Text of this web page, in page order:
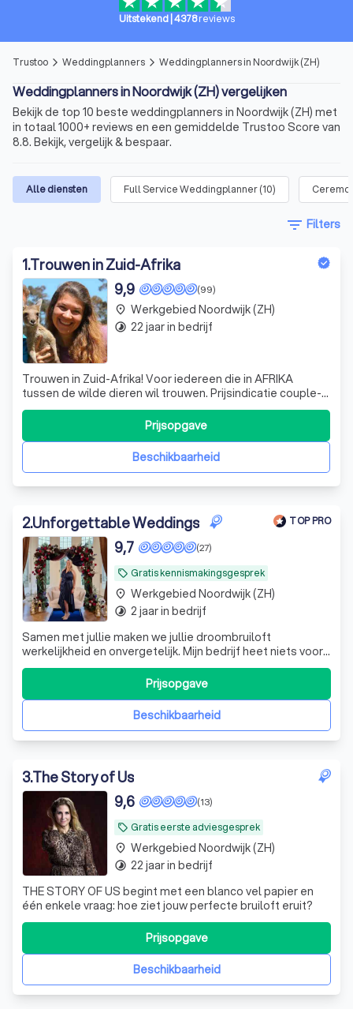
Uitstekend| 4378 reviews
Trustoo arrow_forward_ios Weddingplanners arrow_forward_ios Weddingplanners in Noordwijk (ZH)
Weddingplanners in Noordwijk (ZH) vergelijken
Bekijk de top 10 beste weddingplanners in Noordwijk (ZH) met
in totaal 1000+ reviews en een gemiddelde Trustoo Score van
8.8. Bekijk, vergelijk & bespaar.
Alle diensten Full Service Weddingplanner(10)
filter_list Filters
1.Trouwen in Zuid-Afrika
(99)
9,9
Trouwen in Zuid-Afrika! Voor iedereen die in AFRIKA
tussen de wilde dieren wil trouwen. Prijsindicatie couple-
only € 8.000 en met 8 gasten € 18.000 (excl vliegtickets,
huurauto, overige accommodaties)
Beschikbaarheid
Prijsopgave
place Werkgebied Noordwijk (ZH)
timelapse 22 jaar in bedrijf
2.Unforgettable Weddings TOP PRO
local_offer Gratis kennismakingsgesprek
(27)
9,7
Samen met jullie maken we jullie droombruiloft
werkelijkheid en onvergetelijk. Mijn bedrijf heet niets voor
niets Unforgettable Weddings. Klein en intiem of groots
en over de top? Alles is mogelijk!
Beschikbaarheid
Prijsopgave
place Werkgebied Noordwijk (ZH)
timelapse 2 jaar in bedrijf
3.The Story of Us
local_offer Gratis eerste adviesgesprek
(13)
9,6
THE STORY OF US begint met een blanco vel papier en
één enkele vraag: hoe ziet jouw perfecte bruiloft eruit?
Beschikbaarheid
Prijsopgave
place Werkgebied Noordwijk (ZH)
timelapse 22 jaar in bedrijf